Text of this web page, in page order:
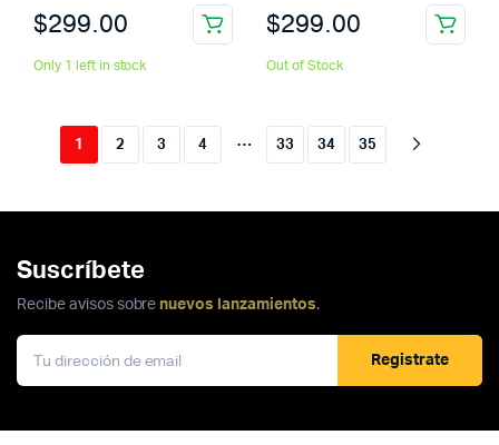
$299.00
Only 1 left in stock
$299.00
Out of Stock
1 2 3 4 … 33 34 35
Suscríbete
Recibe avisos sobre nuevos lanzamientos.
Registrate